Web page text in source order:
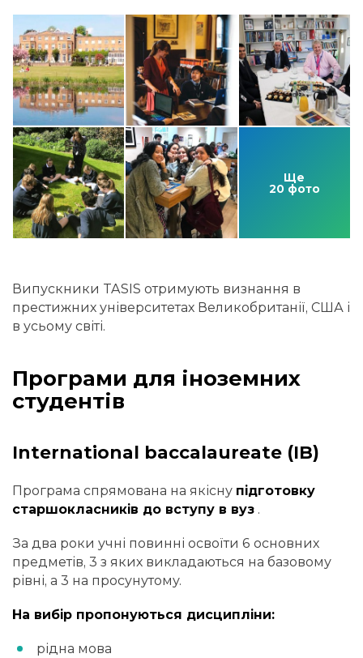
Ще
20 фото
Випускники TASIS отримують визнання в
престижних університетах Великобританії, США і
в усьому світі.
Програми для іноземних
студентів
International baccalaureate (IB)
Програма спрямована на якісну підготовку
старшокласників до вступу в вуз .
За два роки учні повинні освоїти 6 основних
предметів, 3 з яких викладаються на базовому
рівні, а 3 на просунутому.
На вибір пропонуються дисципліни:
рідна мова